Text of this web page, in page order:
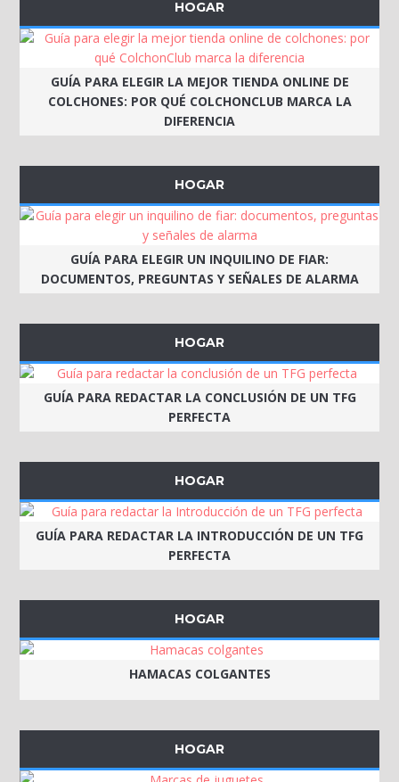
HOGAR
GUÍA PARA ELEGIR LA MEJOR TIENDA ONLINE DE
COLCHONES: POR QUÉ COLCHONCLUB MARCA LA
DIFERENCIA
HOGAR
GUÍA PARA ELEGIR UN INQUILINO DE FIAR:
DOCUMENTOS, PREGUNTAS Y SEÑALES DE ALARMA
HOGAR
GUÍA PARA REDACTAR LA CONCLUSIÓN DE UN TFG
PERFECTA
HOGAR
GUÍA PARA REDACTAR LA INTRODUCCIÓN DE UN TFG
PERFECTA
HOGAR
HAMACAS COLGANTES
HOGAR